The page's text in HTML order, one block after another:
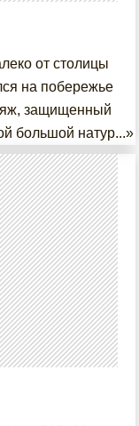
от столицы
на побережье
защищенный
большой натур...»